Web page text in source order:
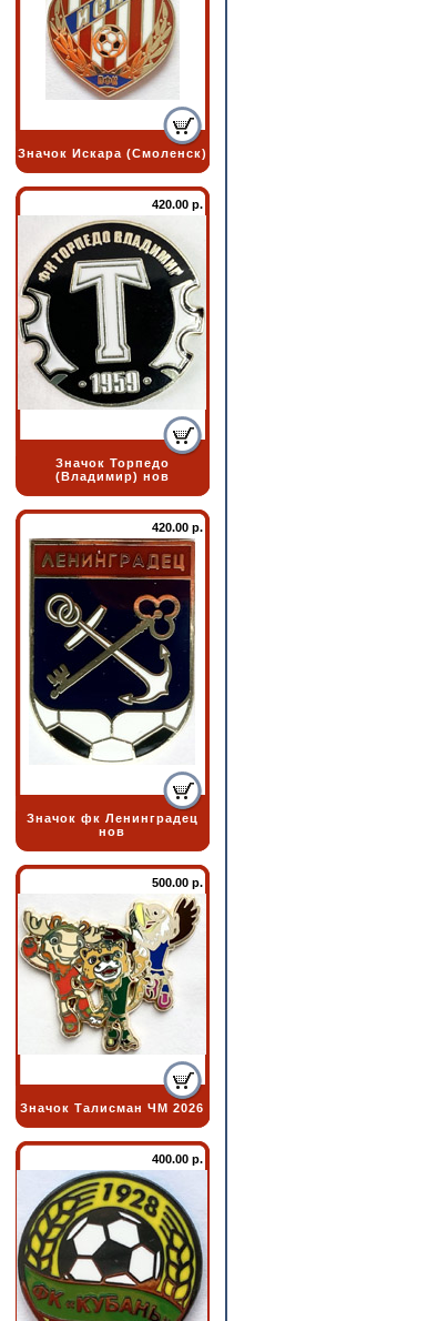
Значок Искара (Смоленск)
420.00 р.
Значок Торпедо
(Владимир) нов
420.00 р.
Значок фк Ленинградец
нов
500.00 р.
Значок Талисман ЧМ 2026
400.00 р.